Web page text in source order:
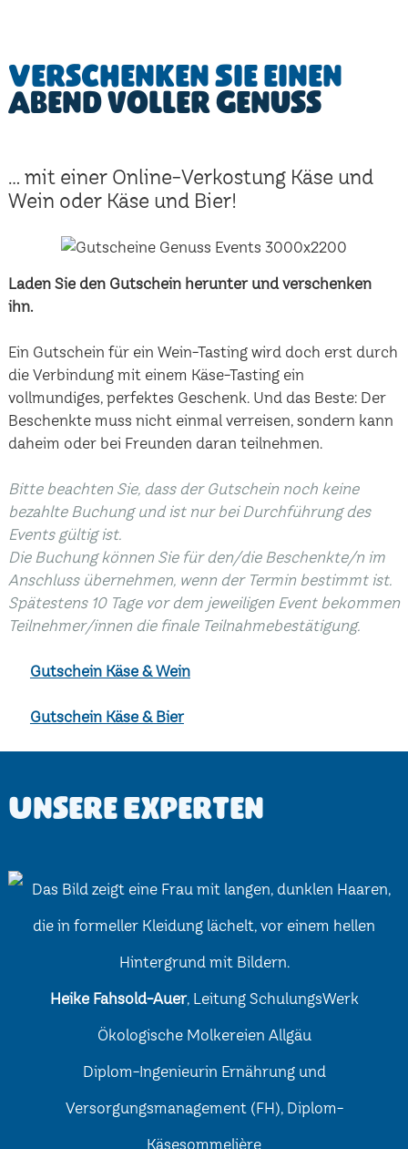
Verschenken Sie einen
Abend voller Genuss
... mit einer Online-Verkostung Käse und
Wein oder Käse und Bier!
Laden Sie den Gutschein herunter und verschenken
ihn.
Ein Gutschein für ein Wein-Tasting wird doch erst durch
die Verbindung mit einem Käse-Tasting ein
vollmundiges, perfektes Geschenk. Und das Beste: Der
Beschenkte muss nicht einmal verreisen, sondern kann
daheim oder bei Freunden daran teilnehmen.
Bitte beachten Sie, dass der Gutschein noch keine
bezahlte Buchung und ist nur bei Durchführung des
Events gültig ist.
Die Buchung können Sie für den/die Beschenkte/n im
Anschluss übernehmen, wenn der Termin bestimmt ist.
Spätestens 10 Tage vor dem jeweiligen Event bekommen
Teilnehmer/innen die finale Teilnahmebestätigung.
Gutschein Käse & Wein
Gutschein Käse & Bier
Unsere Experten
Heike Fahsold-Auer, Leitung SchulungsWerk
Ökologische Molkereien Allgäu
Diplom-Ingenieurin Ernährung und
Versorgungsmanagement (FH), Diplom-
Käsesommelière